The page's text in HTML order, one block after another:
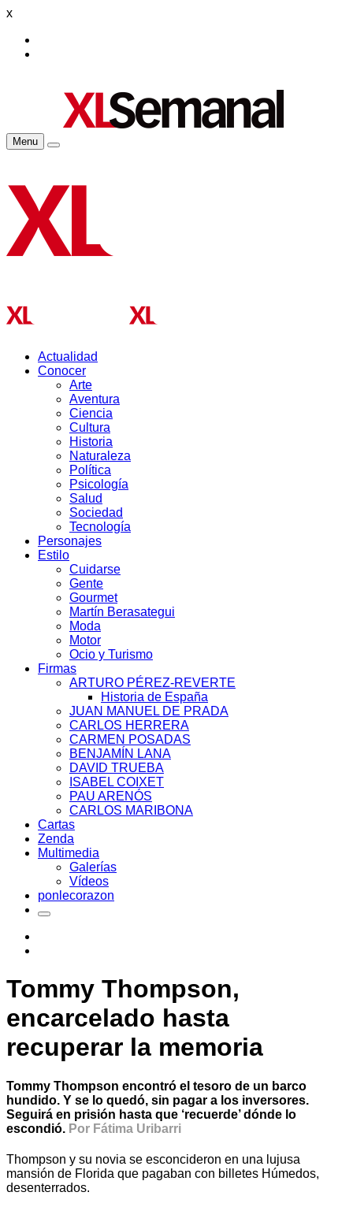
x
Menu
Actualidad
Conocer
Arte
Aventura
Ciencia
Cultura
Historia
Naturaleza
Política
Psicología
Salud
Sociedad
Tecnología
Personajes
Estilo
Cuidarse
Gente
Gourmet
Martín Berasategui
Moda
Motor
Ocio y Turismo
Firmas
ARTURO PÉREZ-REVERTE
Historia de España
JUAN MANUEL DE PRADA
CARLOS HERRERA
CARMEN POSADAS
BENJAMÍN LANA
DAVID TRUEBA
ISABEL COIXET
PAU ARENÓS
CARLOS MARIBONA
Cartas
Zenda
Multimedia
Galerías
Vídeos
ponlecorazon
Tommy Thompson,
encarcelado hasta
recuperar la memoria
Tommy Thompson encontró el tesoro de un barco
hundido. Y se lo quedó, sin pagar a los inversores.
Seguirá en prisión hasta que ‘recuerde’ dónde lo
escondió. Por Fátima Uribarri
Thompson y su novia se esconcideron en una lujusa
mansión de Florida que pagaban con billetes Húmedos,
desenterrados.